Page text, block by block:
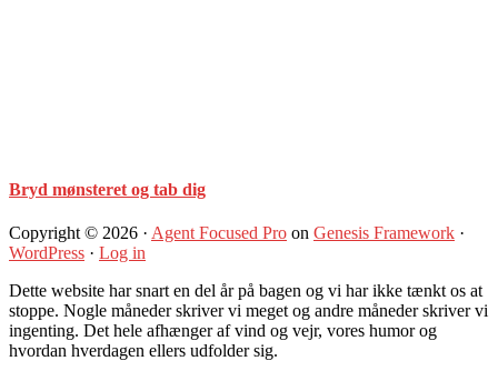
Bryd mønsteret og tab dig
Copyright © 2026 · Agent Focused Pro on Genesis Framework ·
WordPress · Log in
Dette website har snart en del år på bagen og vi har ikke tænkt os at
stoppe. Nogle måneder skriver vi meget og andre måneder skriver vi
ingenting. Det hele afhænger af vind og vejr, vores humor og
hvordan hverdagen ellers udfolder sig.